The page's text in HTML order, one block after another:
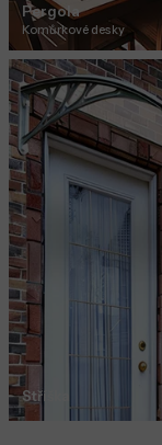
Pergola
Komůrkové desky
Stříška